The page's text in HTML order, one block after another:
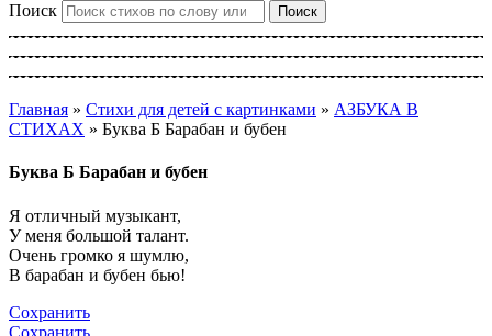
Поиск Поиск
Главная » Стихи для детей с картинками » АЗБУКА В
СТИХАХ » Буква Б Барабан и бубен
Буква Б Барабан и бубен
Я отличный музыкант,
У меня большой талант.
Очень громко я шумлю,
В барабан и бубен бью!
Сохранить
Сохранить